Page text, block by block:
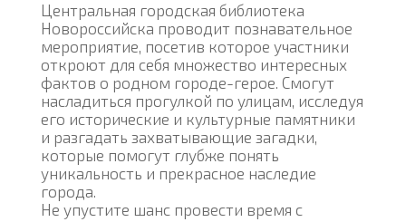
Центральная городская библиотека
Новороссийска проводит познавательное
мероприятие, посетив которое участники
откроют для себя множество интересных
фактов о родном городе-герое. Смогут
насладиться прогулкой по улицам, исследуя
его исторические и культурные памятники
и разгадать захватывающие загадки,
которые помогут глубже понять
уникальность и прекрасное наследие
города.
Не упустите шанс провести время с